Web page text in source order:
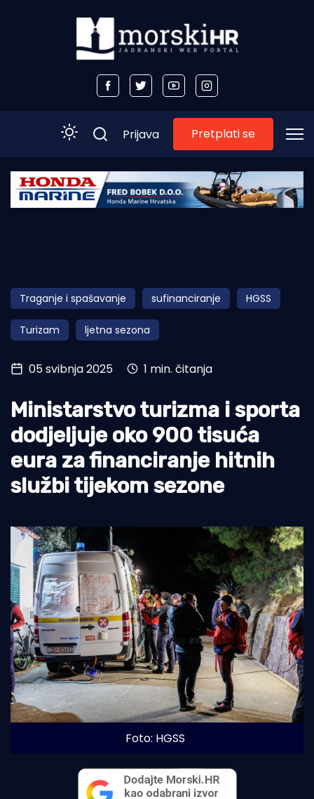
Početna
Obala
Otoci
Turizam i nautika
Pomorstvo
Ribolov
Ekologija
Tradicija i kultura
Prijava Pretplati se
Traganje i spašavanje sufinanciranje HGSS
Turizam ljetna sezona
05 svibnja 2025 1 min. čitanja
Ministarstvo turizma i sporta
dodjeljuje oko 900 tisuća
eura za financiranje hitnih
službi tijekom sezone
Foto: HGSS